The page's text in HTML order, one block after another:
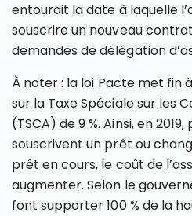
entourait la date à laquelle
souscrire un nouveau
demandes de délégation
À noter : la loi Pacte met fin
sur la Taxe Spéciale sur les
(TSCA) de 9 %. Ainsi, en
souscrivent un prêt ou
prêt en cours, le coût de
augmenter. Selon le
font supporter 100 % de la